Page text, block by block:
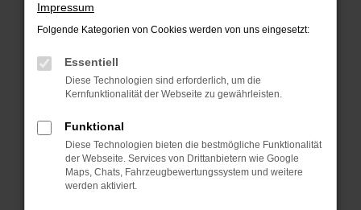
Schleichst du bereits um eine BMW X-
diesem Modell in Stuttgart unterwegs
sein? Dann ist jetzt der richtige Moment,
denn wir bieten dieses erstklassige
Fahrzeug zu einem sensationellen Preis.
Bei MeinAuto Gebrauchtwagen bist du
an die Spezialisten für die BMW X-Reihe
und eine Reihe anderer Modelle geraten.
Impressum
Folgende Kategorien von Cookies werden von uns eingesetzt:
Essentiell
Diese Technologien sind erforderlich, um die
Kernfunktionalität der Webseite zu gewährleisten.
Funktional
Diese Technologien bieten die bestmögliche Funktionalität
der Webseite. Services von Drittanbietern wie Google
Maps, Chats, Fahrzeugbewertungssystem und weitere
werden aktiviert.